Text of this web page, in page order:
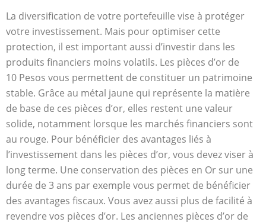
La diversification de votre portefeuille vise à protéger
votre investissement. Mais pour optimiser cette
protection, il est important aussi d’investir dans les
produits financiers moins volatils. Les pièces d’or de
10 Pesos vous permettent de constituer un patrimoine
stable. Grâce au métal jaune qui représente la matière
de base de ces pièces d’or, elles restent une valeur
solide, notamment lorsque les marchés financiers sont
au rouge. Pour bénéficier des avantages liés à
l’investissement dans les pièces d’or, vous devez viser à
long terme. Une conservation des pièces en Or sur une
durée de 3 ans par exemple vous permet de bénéficier
des avantages fiscaux. Vous avez aussi plus de facilité à
revendre vos pièces d’or. Les anciennes pièces d’or de